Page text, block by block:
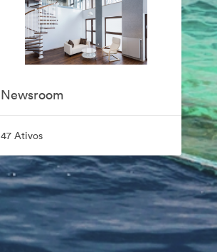
Newsroom
47 Ativos